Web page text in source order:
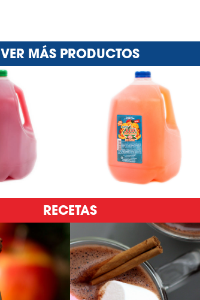
VER MÁS PRODUCTOS
RECETAS